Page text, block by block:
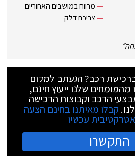
מרווח במושבים האחוריים
צריכת דלק
״
ברכישת רכב? הגעתם למקום
מהמומחים שלנו ייעוץ חינם,
הרכב וקבוצות הרכישה
קבלו מאיתנו בחינם הצעה
אטרקטיבית עכשיו
התקשרו